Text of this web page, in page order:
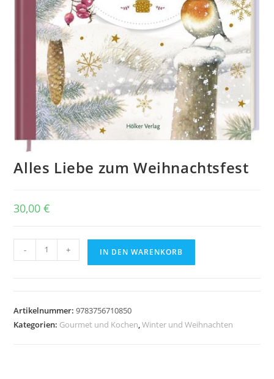
Alles Liebe zum Weihnachtsfest
30,00€
Liebe
Menge
- + IN DEN WARENKORB
Artikelnummer:9783756710850
Kategorien: Gourmet und Kochen ,Winter und Weihnachten